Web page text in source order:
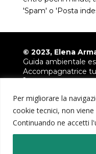
Per migliorare la
cookie tecnici, non
Continuando ne accetti
'Spam' o 'Posta
© 2023, Elena
Guida ambientale
Accompagnatrice
P.IVA 04035230046
Fotografie fornite da
Privacy e Cookie